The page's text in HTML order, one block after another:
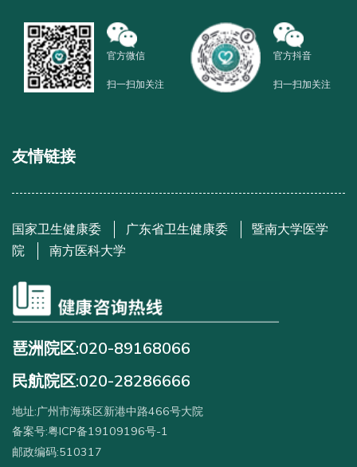
官方微信
扫一扫加关注
官方抖音
扫一扫加关注
友情链接
国家卫生健康委 广东省卫生健康委
暨南大学医学
院
南方医科大学
琶洲院区:020-89168066
民航院区:020-28286666
地址:广州市海珠区新港中路466号大院
备案号:粤ICP备19109196号-1
邮政编码:510317